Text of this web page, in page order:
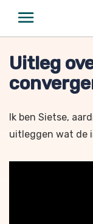
Uitleg
Ik ben Sietse,
uitleggen wat de